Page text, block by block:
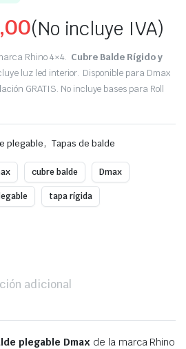
(No incluye IVA)
Rhino 4×4. Cubre Balde Rígido y
luz led interior. Disponible para Dmax
GRATIS. No incluye bases para Roll
plegable, Tapas de balde
cubre balde Dmax
tapa rígida
adicional
plegable Dmax de la marca Rhino